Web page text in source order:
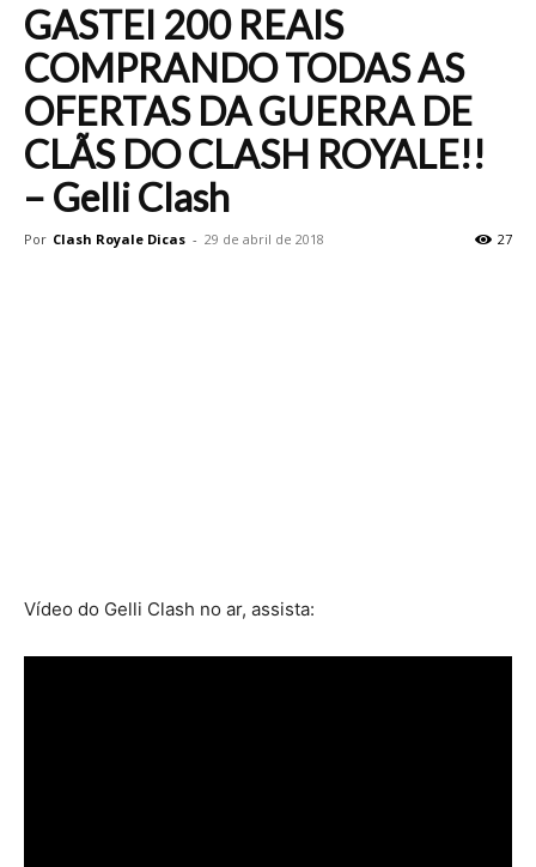
GASTEI 200 REAIS
COMPRANDO TODAS AS
OFERTAS DA GUERRA DE
CLÃS DO CLASH ROYALE!!
– Gelli Clash
Por Clash Royale Dicas - 29 de abril de 2018 27
Vídeo do Gelli Clash no ar, assista: